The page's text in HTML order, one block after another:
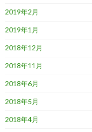
2019年2月
2019年1月
2018年12月
2018年11月
2018年6月
2018年5月
2018年4月